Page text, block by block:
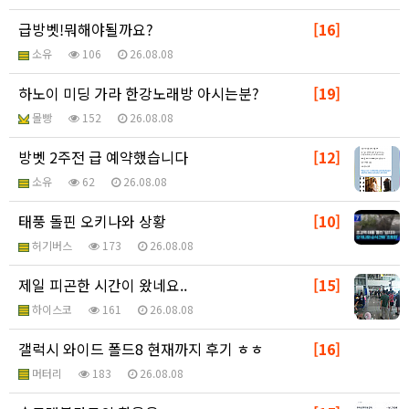
[16]
급방벳!뭐해야될까요?
소유 106 26.08.08
[19]
하노이 미딩 가라 한강노래방 아시는분?
몰빵 152 26.08.08
[12]
방벳 2주전 급 예약했습니다
소유 62 26.08.08
[10]
태풍 돌핀 오키나와 상황
허기버스 173 26.08.08
[15]
제일 피곤한 시간이 왔네요..
하이스코 161 26.08.08
[16]
갤럭시 와이드 폴드8 현재까지 후기 ㅎㅎ
머터리 183 26.08.08